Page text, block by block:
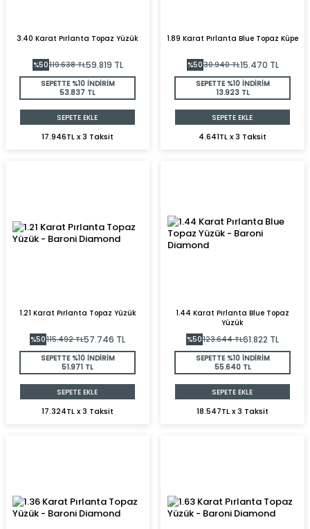
3.40 Karat Pırlanta Topaz Yüzük
%50119.638TL59.819 TL
SEPETTE %10 İNDİRİM
53.837 TL
SEPETE EKLE
17.946TL x 3 Taksit
1.89 Karat Pırlanta Blue Topaz Küpe
%5030.940TL15.470 TL
SEPETTE %10 İNDİRİM
13.923 TL
SEPETE EKLE
4.641TL x 3 Taksit
1.21 Karat Pırlanta Topaz Yüzük
%50115.492TL57.746 TL
SEPETTE %10 İNDİRİM
51.971 TL
SEPETE EKLE
17.324TL x 3 Taksit
1.44 Karat Pırlanta Blue Topaz
Yüzük
%50123.644TL61.822 TL
SEPETTE %10 İNDİRİM
55.640 TL
SEPETE EKLE
18.547TL x 3 Taksit